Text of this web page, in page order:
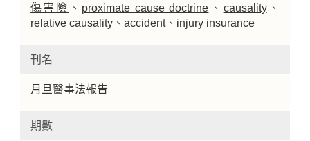
傷害險 、 proximate cause doctrine 、 causality、
relative causality、 accident、 injury insurance
刊名
月旦醫事法報告
期數